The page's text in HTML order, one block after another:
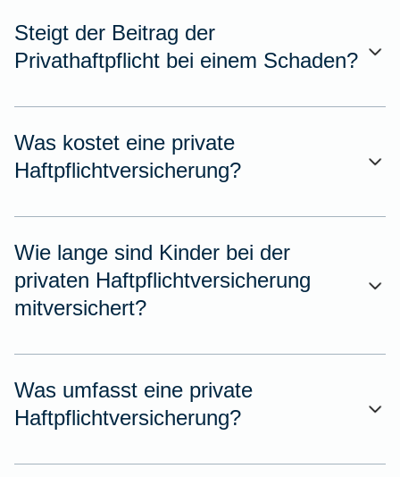
Steigt der Beitrag der
Privathaftpflicht bei einem Schaden?
Was kostet eine private
Haftpflichtversicherung?
Wie lange sind Kinder bei der
privaten Haftpflichtversicherung
mitversichert?
Was umfasst eine private
Haftpflichtversicherung?